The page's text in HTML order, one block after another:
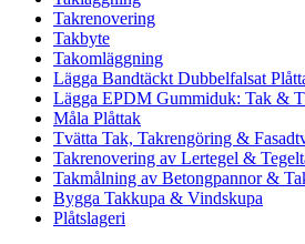
Takrenovering
Takbyte
Takomläggning
Lägga Bandtäckt Dubbelfalsat
Lägga EPDM Gummiduk: Tak &
Måla Plåttak
Tvätta Tak, Takrengöring &
Takrenovering av Lertegel &
Takmålning av Betongpannor &
Bygga Takkupa & Vindskupa
Plåtslageri